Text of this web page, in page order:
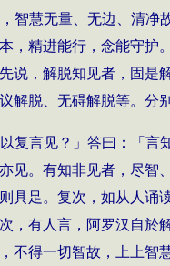
智慧无量、无边、清净
，精进能行，念能守护
说，解脱知见者，固是
解脱、无碍解脱等。分
复言见？」答曰：「
见。有知非见者，尽
具足。复次，如从人
，有人言，阿罗汉自
不得一切智故，上上